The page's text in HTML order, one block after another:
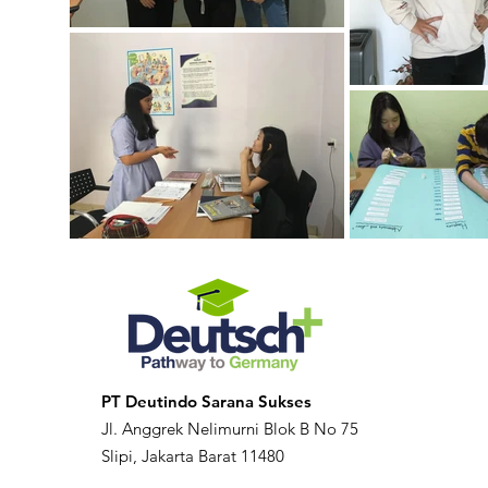
PT Deutindo Sarana Sukses
Jl. Anggrek Nelimurni Blok B No 75
Slipi, Jakarta Barat 11480